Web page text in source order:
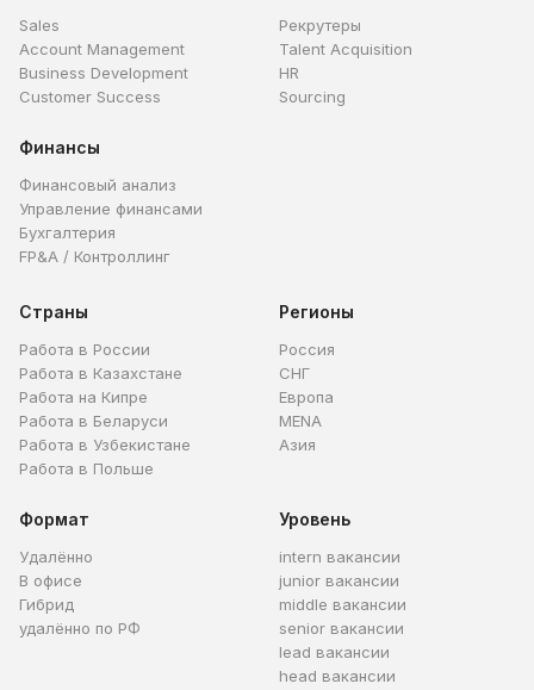
Sales
Account Management
Business Development
Customer Success
Рекрутеры
Talent Acquisition
HR
Sourcing
Финансы
Финансовый анализ
Управление финансами
Бухгалтерия
FP&A / Контроллинг
Страны
Работа в России
Работа в Казахстане
Работа на Кипре
Работа в Беларуси
Работа в Узбекистане
Работа в Польше
Регионы
Россия
СНГ
Европа
MENA
Азия
Формат
Удалённо
В офисе
Гибрид
удалённо по РФ
Уровень
intern вакансии
junior вакансии
middle вакансии
senior вакансии
lead вакансии
head вакансии